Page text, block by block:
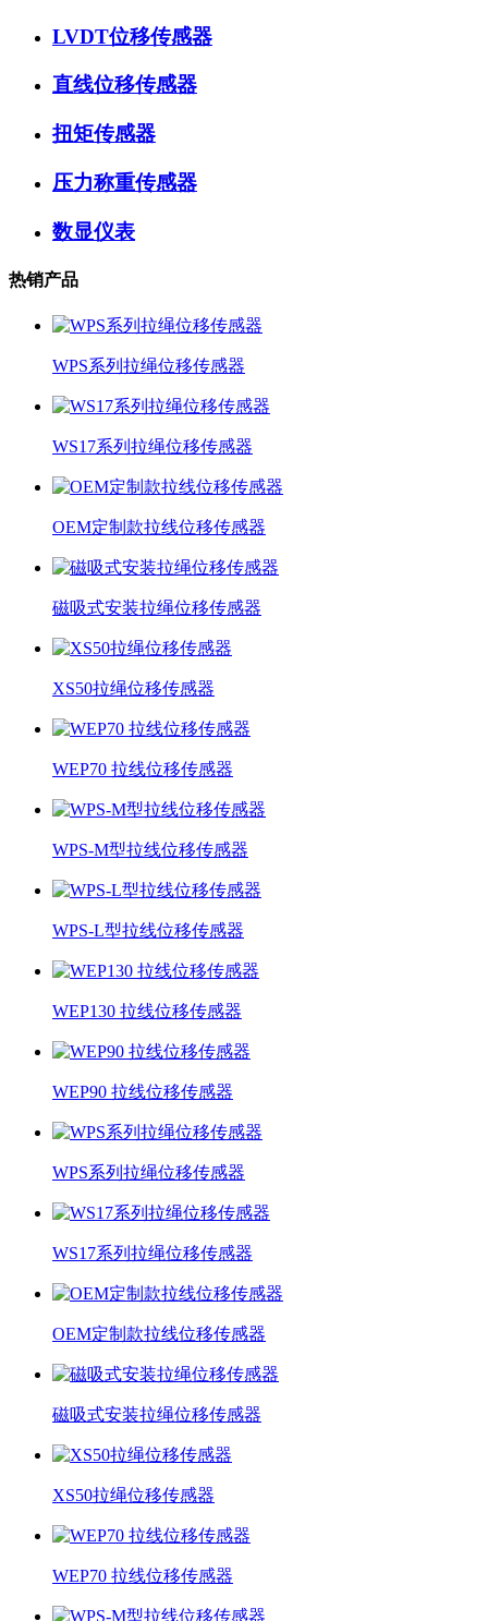
LVDT位移传感器
直线位移传感器
扭矩传感器
压力称重传感器
数显仪表
热销产品
WPS系列拉绳位移传感器
WS17系列拉绳位移传感器
OEM定制款拉线位移传感器
磁吸式安装拉绳位移传感器
XS50拉绳位移传感器
WEP70 拉线位移传感器
WPS-M型拉线位移传感器
WPS-L型拉线位移传感器
WEP130 拉线位移传感器
WEP90 拉线位移传感器
WPS系列拉绳位移传感器
WS17系列拉绳位移传感器
OEM定制款拉线位移传感器
磁吸式安装拉绳位移传感器
XS50拉绳位移传感器
WEP70 拉线位移传感器